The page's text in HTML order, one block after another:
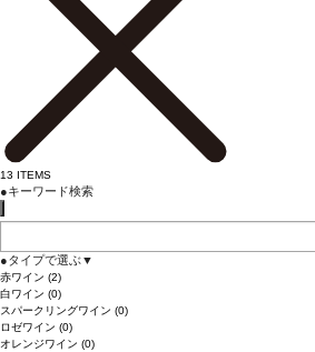
13 ITEMS
●キーワード検索
●タイプで選ぶ▼
赤ワイン (2)
白ワイン (0)
スパークリングワイン (0)
ロゼワイン (0)
オレンジワイン (0)